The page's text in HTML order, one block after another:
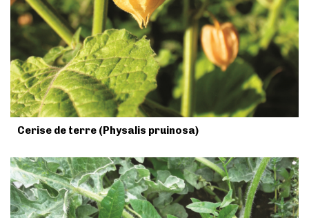
Cerise de terre (Physalis pruinosa)